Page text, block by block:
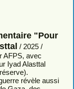
"Pour
/ 2025 /
AFPS, avec
Iyad Alasttal
révèle aussi